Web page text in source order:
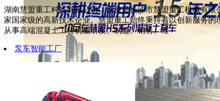
湖南慧盟重工科技有限公司，前身是长沙市慧盟重工机械有
家国家级的高新技术企业。慧盟重工始终秉持着以创新服务
从事高端混凝土工程机械研发、制造、销售、维
泵车智能工厂